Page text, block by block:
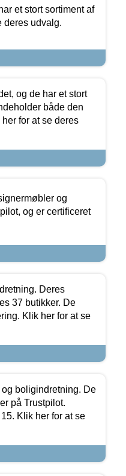
et stort sortiment af
deres udvalg.
og de har et stort
både den
for at se deres
og
og er certificeret
Deres
37 butikker. De
Klik her for at se
boligindretning. De
på Trustpilot.
Klik her for at se